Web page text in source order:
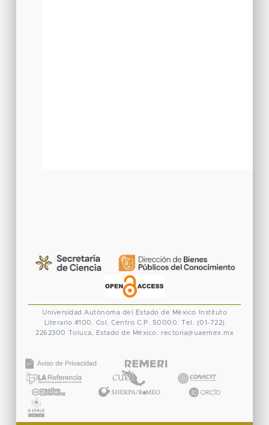
Universidad Autónoma del Estado de México
Instituto
Literario #100. Col. Centro C.P. 50000. Tel. (01-722)
2262300 Toluca, Estado de México. rectoria@uaemex.mx